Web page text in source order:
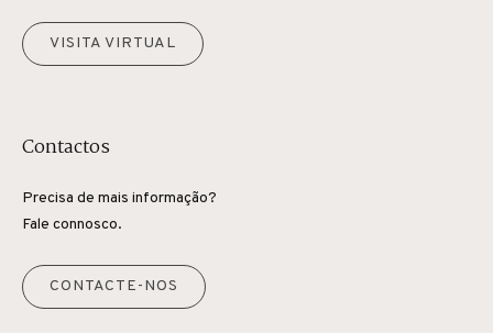
VISITA VIRTUAL
Contactos
Precisa de mais informação?
Fale connosco.
CONTACTE-NOS